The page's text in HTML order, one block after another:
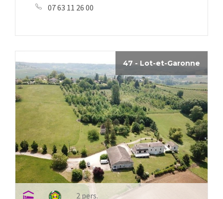
07 63 11 26 00
47 - Lot-et-Garonne
2 pers.